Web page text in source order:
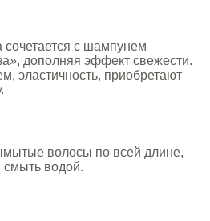
сочетается с шампунем
дополняя эффект свежести.
эластичность, приобретают
волосы по всей длине,
смыть водой.